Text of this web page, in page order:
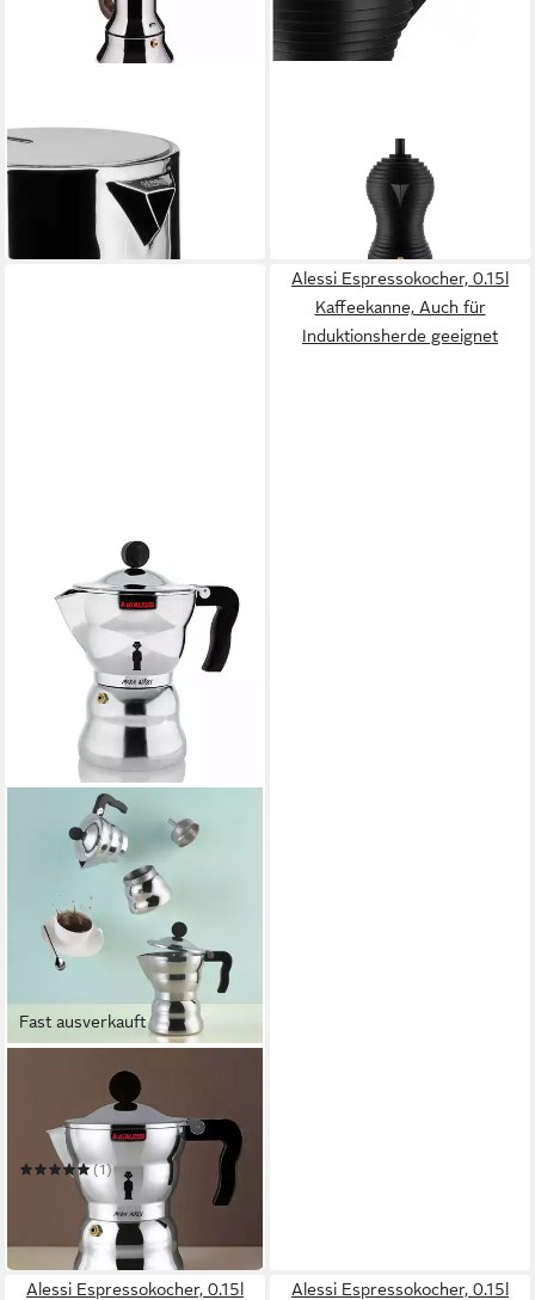
3 Tassen
ab 180,00 €
mtl. in 12 Raten
in 2-3 Werktagen bei dir
Kaffeekanne
Wassertank
ab 95,00 € UVP 110,00 €
in 2-3 Werktagen bei dir
Fast ausverkauft
Espressokocher
Kaffeekanne
Wassertank
(1)
ab 55,00 € UVP 70,00 €
in 2-3 Werktagen bei dir
Alessi Espressokocher, 0.15l
Kaffeekanne, Auch für
Induktionsherde geeignet
Alessi Espressokocher, 0.15l
Alessi Espressokocher, 0.15l